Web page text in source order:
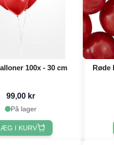
100x - 30 cm
99,00 kr
På lager
I KURV
Røde